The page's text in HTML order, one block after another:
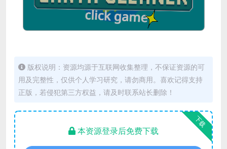
版权说明：资源均源于互联网收集整理，不保证资源的可
用及完整性，仅供个人学习研究，请勿商用。喜欢记得支持
正版，若侵犯第三方权益，请及时联系站长删除！
下载
本资源登录后免费下载